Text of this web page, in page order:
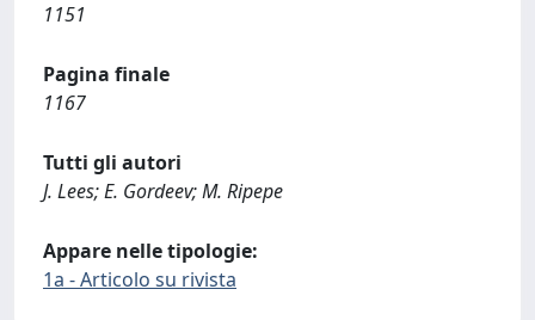
1151
Pagina finale
1167
Tutti gli autori
J. Lees; E. Gordeev; M. Ripepe
Appare nelle tipologie:
1a - Articolo su rivista